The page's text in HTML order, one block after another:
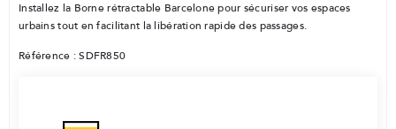
Installez la Borne rétractable Barcelone pour sécuriser vos espaces
urbains tout en facilitant la libération rapide des passages.
Référence : SDFR850